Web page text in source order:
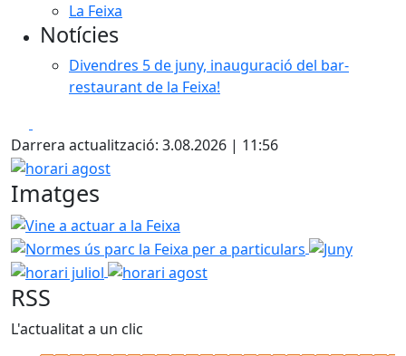
La Feixa
Notícies
Divendres 5 de juny, inauguració del bar-
restaurant de la Feixa!
Darrera actualització: 3.08.2026 | 11:56
horari agost
Imatges
Vine a actuar a la Feixa
Juny
horari
horari agost
RSS
L'actualitat a un clic